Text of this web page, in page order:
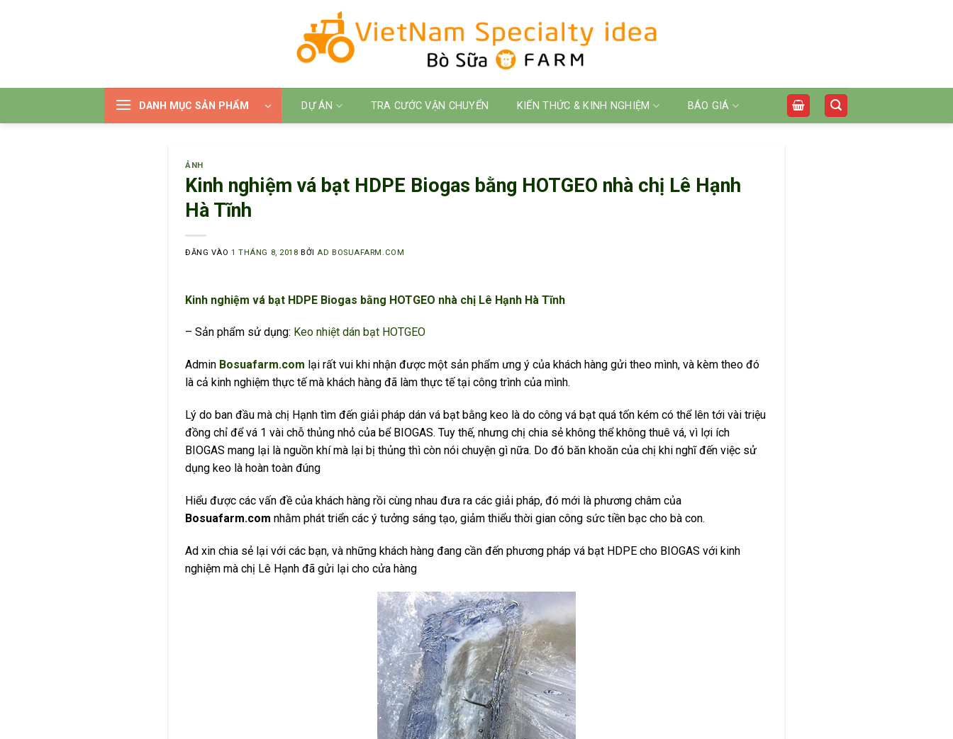
DANH MỤC SẢN PHẨM DỰ ÁN TRA CƯỚC VẬN CHUYỂN KIẾN THỨC & KINH NGHIỆM BÁO GIÁ
ẢNH
Kinh nghiệm vá bạt HDPE Biogas bằng HOTGEO nhà chị Lê Hạnh
Hà Tĩnh
ĐĂNG VÀO1 THÁNG 8, 2018 BỞI AD BOSUAFARM.COM
Kinh nghiệm vá bạt HDPE Biogas bằng HOTGEO nhà chị Lê Hạnh Hà Tĩnh
– Sản phẩm sử dụng: Keo nhiệt dán bạt HOTGEO
Admin Bosuafarm.com lại rất vui khi nhận được một sản phẩm ưng ý của khách hàng gửi theo mình, và kèm theo đó
là cả kinh nghiệm thực tế mà khách hàng đã làm thực tế tại công trình của mình.
Lý do ban đầu mà chị Hạnh tìm đến giải pháp dán vá bạt bằng keo là do công vá bạt quá tốn kém có thể lên tới vài triệu
đồng chỉ để vá 1 vài chỗ thủng nhỏ của bể BIOGAS. Tuy thế, nhưng chị chia sẻ không thể không thuê vá, vì lợi ích
BIOGAS mang lại là nguồn khí mà lại bị thủng thì còn nói chuyện gì nữa. Do đó băn khoăn của chị khi nghĩ đến việc sử
dụng keo là hoàn toàn đúng
Hiểu được các vấn đề của khách hàng rồi cùng nhau đưa ra các giải pháp, đó mới là phương châm của
Bosuafarm.com nhằm phát triển các ý tưởng sáng tạo, giảm thiểu thời gian công sức tiền bạc cho bà con.
Ad xin chia sẻ lại với các bạn, và những khách hàng đang cần đến phương pháp vá bạt HDPE cho BIOGAS với kinh
nghiệm mà chị Lê Hạnh đã gửi lại cho cửa hàng